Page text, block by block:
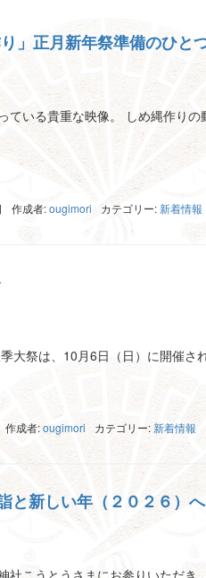
」正月新年祭準備のひと
ている貴重な映像。 しめ縄作り
作成者:ougimori カテゴリー:新着情報
大祭は、10月6日（日）に開催され
作成者:ougimori カテゴリー:新着情報
と新しい年（２０２６）へ
社こうとうさまにお参りいただ